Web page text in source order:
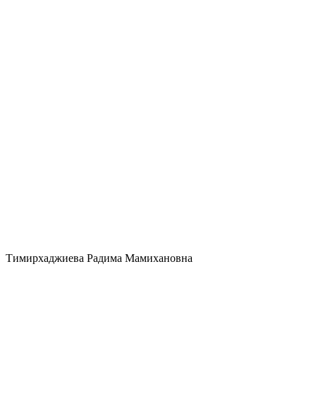
Тимирхаджиева Радима Мамихановна